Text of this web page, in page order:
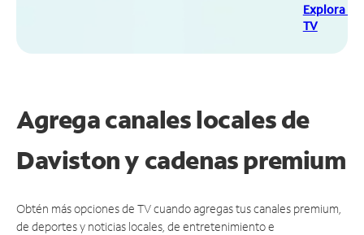
Explora
TV
Agrega canales locales de
Daviston y cadenas premium
Obtén más opciones de TV cuando agregas tus canales premium,
de deportes y noticias locales, de entretenimiento e